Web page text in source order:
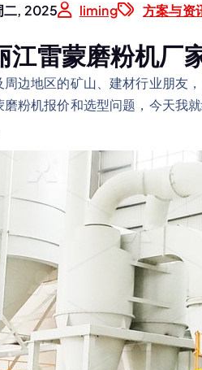
二, 2025 liming 方案与资
江雷蒙磨粉机厂
周边地区的矿山、建材行业朋友
磨粉机报价和选型问题，今天我